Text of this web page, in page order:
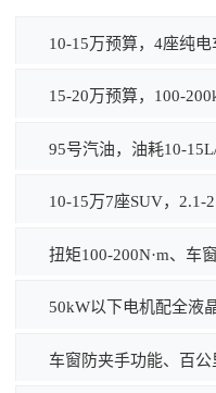
10-15万预算，4座纯
15-20万预算，100-
95号汽油，油耗10-
10-15万7座SUV，2.1-
扭矩100-200N·m、车
50kW以下电机配全液
车窗防夹手功能、百